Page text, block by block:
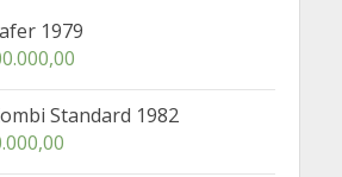
1979
Standard 1982